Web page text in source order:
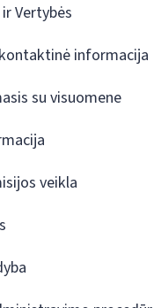
Vertybės
informacija
su visuomene
veikla